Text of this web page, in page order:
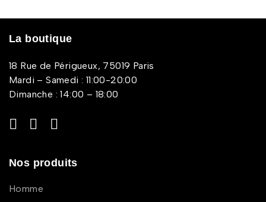
La boutique
18 Rue de Périgueux, 75019 Paris
Mardi – Samedi : 11:00-20:00
Dimanche : 14:00 – 18:00
Nos produits
Homme